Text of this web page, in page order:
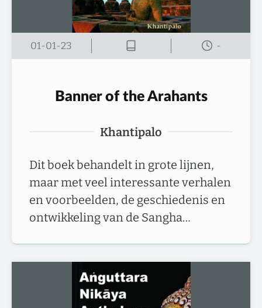
01-01-23 -
Banner of the Arahants
Khantipalo
Dit boek behandelt in grote lijnen,
maar met veel interessante verhalen
en voorbeelden, de geschiedenis en
ontwikkeling van de Sangha…